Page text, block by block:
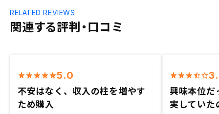
関連する評判・口コミ
RELATED REVIEWS
5.0
不安はなく、収入の柱を増やす
ため購入
興味本位だ
実していた